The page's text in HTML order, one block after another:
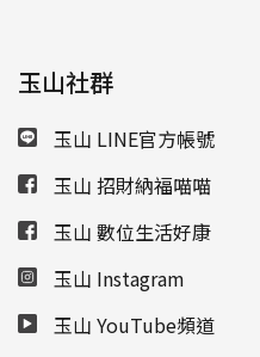
玉山社群
玉山 LINE官方帳號
玉山 招財納福喵喵
玉山 數位生活好康
玉山 Instagram
玉山 YouTube頻道